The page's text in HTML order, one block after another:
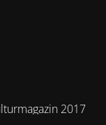
2017